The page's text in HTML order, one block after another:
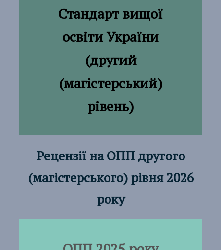
Стандарт вищої
освіти України
(другий
(магістерський)
рівень)
Рецензії на ОПП другого
(магістерського) рівня 2026
року